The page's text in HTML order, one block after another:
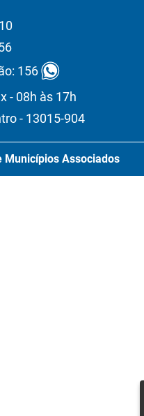
156
- 08h às 17h
- 13015-904
Municípios Associados